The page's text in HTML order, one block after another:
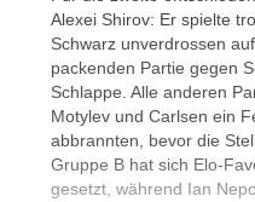
Alexei Shirov: Er spielte
Schwarz unverdrossen
packenden Partie gegen
Schlappe. Alle anderen
Motylev und Carlsen ein
abbrannten, bevor die
Gruppe B hat sich Elo-
gesetzt, während Ian